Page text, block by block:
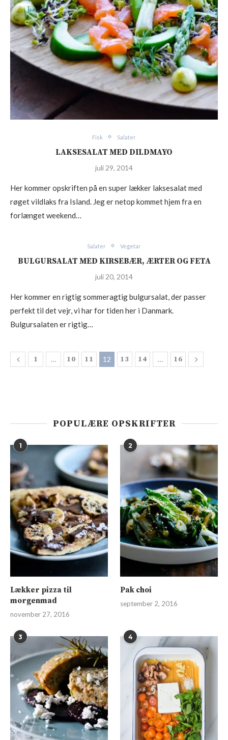
Fisk Salater
LAKSESALAT MED DILDMAYO
juli 29, 2014
Her kommer opskriften på en super lækker laksesalat med
røget vildlaks fra Island. Jeg er netop kommet hjem fra en
forlænget weekend…
Salater Vegetar
BULGURSALAT MED KIRSEBÆR, ÆRTER OG FETA
juli 20, 2014
Her kommer en rigtig sommeragtig bulgursalat, der passer
perfekt til det vejr, vi har for tiden her i Danmark.
Bulgursalaten er rigtig…
1 … 10 11 12 13 14 … 16
POPULÆRE OPSKRIFTER
1
Lækker pizza til
morgenmad
november 27, 2016
2
Pak choi
september 2, 2016
3 4